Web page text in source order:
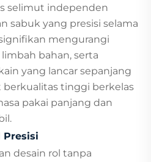
selimut independen
sabuk yang presisi selama
mengurangi
bahan, serta
yang lancar sepanjang
berkualitas tinggi berkelas
pakai panjang dan
Presisi
desain rol tanpa